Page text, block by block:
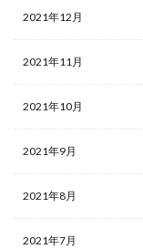
2021年12月
2021年11月
2021年10月
2021年9月
2021年8月
2021年7月